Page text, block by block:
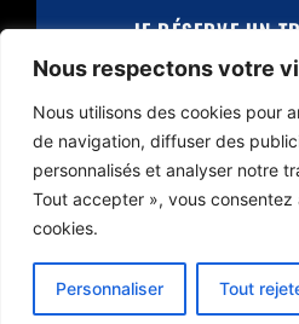
Nous respectons votre
Nous utilisons des cookies pour
de navigation, diffuser des
personnalisés et analyser notre
Tout accepter », vous consentez
cookies.
Personnaliser Tout
JE RÉSERVE UN
© 2026 - Copyright